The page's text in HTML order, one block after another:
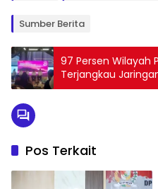
Sumber Berita
97 Persen Wilayah
Terjangkau
Peningkatan
Pos Terkait